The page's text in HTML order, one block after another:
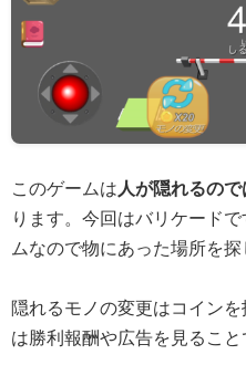
このゲームは 人が隠れるの
ります。今回はバリケード
ムなので物にあった場所を
隠れるモノの変更はコイン
は勝利報酬や広告を見ること